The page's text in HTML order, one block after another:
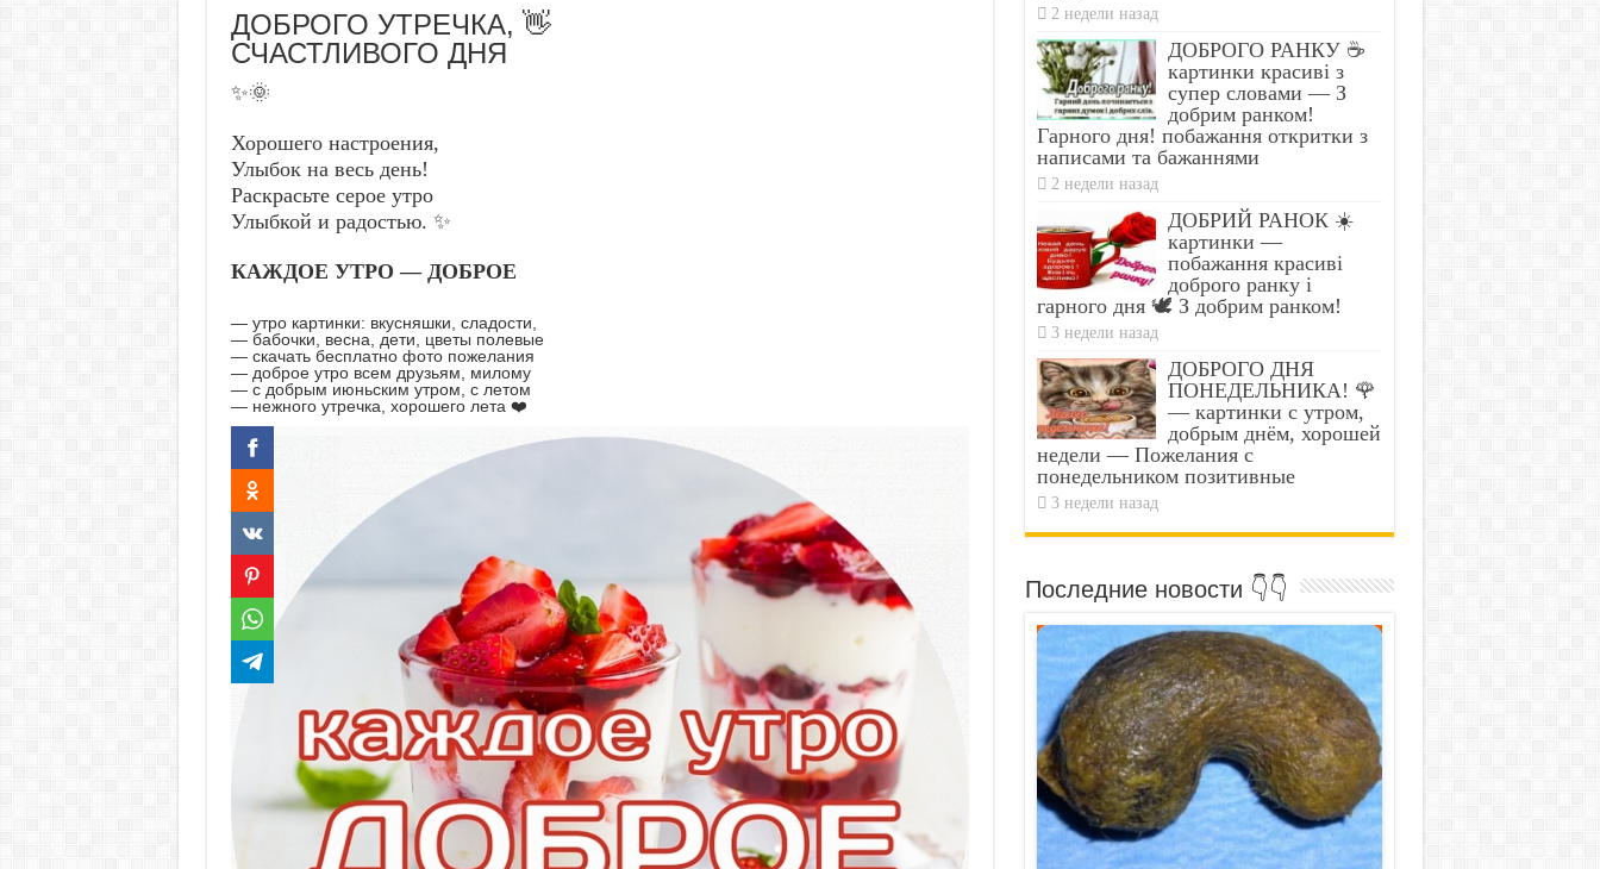
ДОБРОГО УТРЕЧКА, 👋
СЧАСТЛИВОГО ДНЯ
✨🌞
Хорошего настроения,
Улыбок на весь день!
Раскрасьте серое утро
Улыбкой и радостью. ✨
КАЖДОЕ УТРО — ДОБРОЕ
— утро картинки: вкусняшки, сладости,
— бабочки, весна, дети, цветы полевые
— скачать бесплатно фото пожелания
— доброе утро всем друзьям, милому
— с добрым июньским утром, с летом
— нежного утречка, хорошего лета ❤️
2 недели назад
ДОБРОГО РАНКУ ☕
картинки красиві з
супер словами — З
добрим ранком!
Гарного дня! побажання откритки з
написами та бажаннями
2 недели назад
ДОБРИЙ РАНОК ☀️
картинки —
побажання красиві
доброго ранку і
гарного дня 🕊️ З добрим ранком!
3 недели назад
ДОБРОГО ДНЯ
ПОНЕДЕЛЬНИКА! 🌹
— картинки с утром,
добрым днём, хорошей
недели — Пожелания с
понедельником позитивные
3 недели назад
Последние новости 👇👇